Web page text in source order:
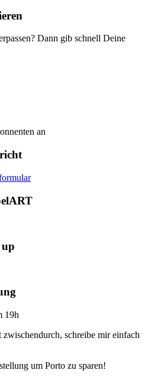
Dann gib schnell Deine
an
19h
schreibe mir einfach
um Porto zu sparen!